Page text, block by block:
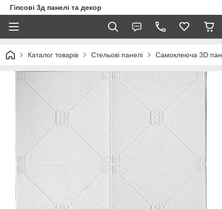
Гіпсові 3д панелі та декор
Каталог товарів Стельові панелі Самоклеюча 3D